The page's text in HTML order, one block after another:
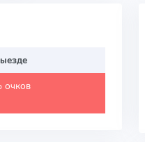
очков